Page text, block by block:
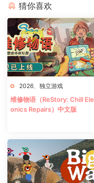
猜你喜欢
2026 独立游戏
维修物语（ReStory: Chill
onics Repairs）中文版